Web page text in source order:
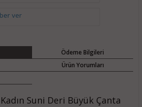
ver
Ödeme Bilgileri
Ürün Yorumları
Suni Deri Büyük Çanta